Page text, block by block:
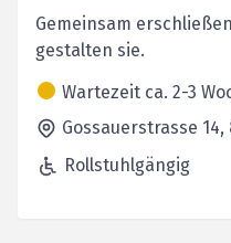
Gemeinsam
gestalten sie.
Wartezeit ca. 2-3
Gossauerstrasse 14,
Rollstuhlgängig